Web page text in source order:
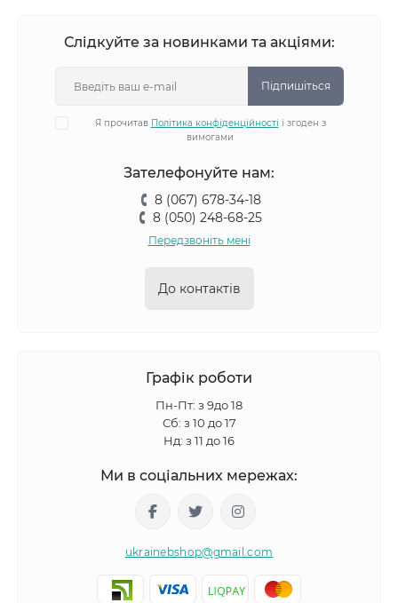
Слідкуйте за новинками та акціями:
Підпишіться
Я прочитав Політика конфіденційності і згоден з
вимогами
Зателефонуйте нам:
8 (067) 678-34-18
8 (050) 248-68-25
Передзвоніть мені
До контактів
Графік роботи
Пн-Пт: з 9до 18
Сб: з 10 до 17
Нд: з 11 до 16
Ми в соціальних мережах:
ukrainebshop@gmail.com